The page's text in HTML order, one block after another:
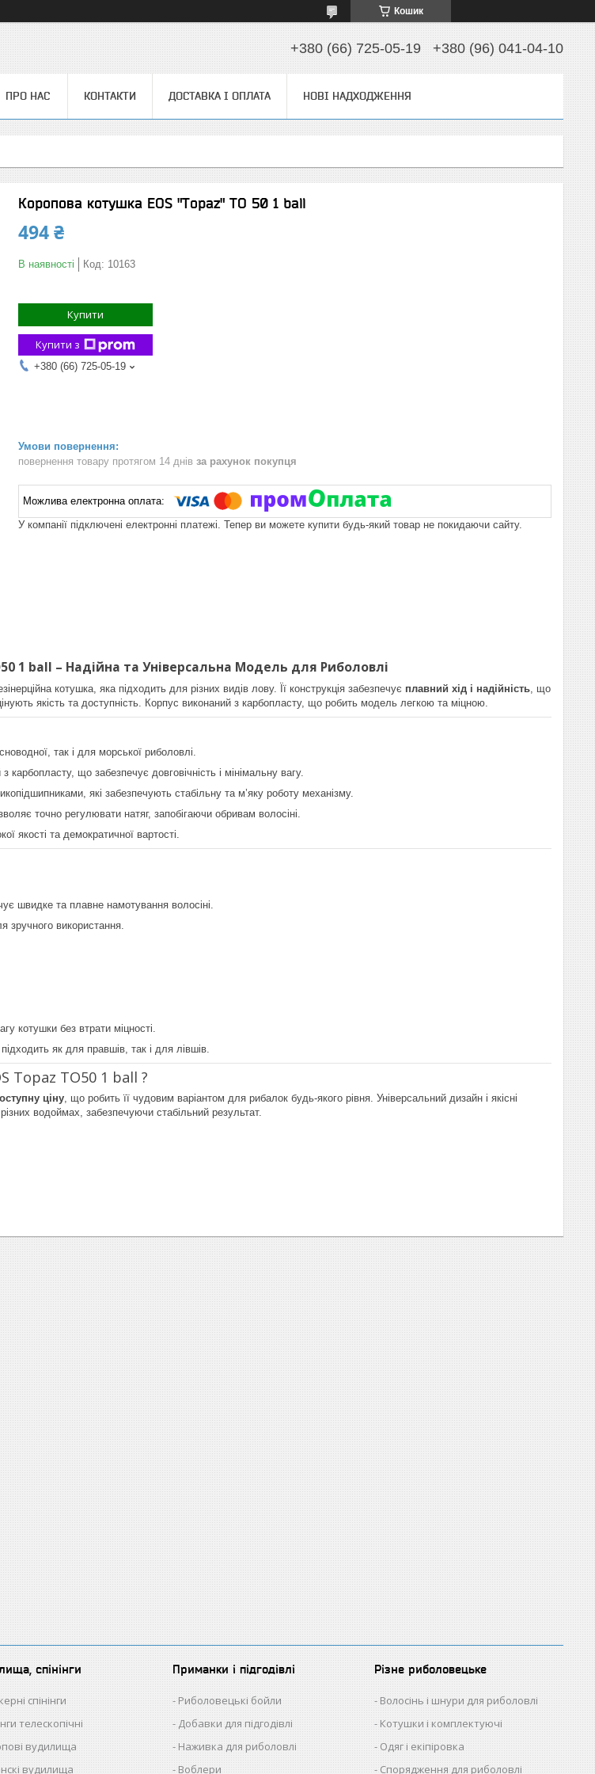
Кошик
+380 (66) 725-05-19 +380 (96) 041-04-10
ПРО НАС КОНТАКТИ ДОСТАВКА І ОПЛАТА НОВІ НАДХОДЖЕННЯ
Коропова котушка EOS "Topaz" TO 50 1 ball
494 ₴
В наявності Код: 10163
Купити
Купити з
+380 (66) 725-05-19
повернення товару протягом 14 днів за рахунок покупця
У компанії підключені електронні платежі. Тепер ви можете купити будь-який товар не покидаючи сайту.
1 ball – Надійна та Універсальна Модель для Риболовлі
котушка, яка підходить для різних видів лову. Її конструкція забезпечує плавний хід і надійність, що
якість та доступність. Корпус виконаний з карбопласту, що робить модель легкою та міцною.
так і для морської риболовлі.
карбопласту, що забезпечує довговічність і мінімальну вагу.
які забезпечують стабільну та м’яку роботу механізму.
точно регулювати натяг, запобігаючи обривам волосіні.
якості та демократичної вартості.
швидке та плавне намотування волосіні.
зручного використання.
котушки без втрати міцності.
як для правшів, так і для лівшів.
Topaz TO50 1 ball ?
ціну , що робить її чудовим варіантом для рибалок будь-якого рівня. Універсальний дизайн і якісні
водоймах, забезпечуючи стабільний результат.
спінінги
спінінги
телескопічні
вудилища
вудилища
Приманки і підгодівлі
Риболовецькі бойли
Добавки для підгодівлі
Наживка для риболовлі
Воблери
Різне риболовецьке
Волосінь і шнури для риболовлі
Котушки і комплектуючі
Одяг і екіпіровка
Спорядження для риболовлі